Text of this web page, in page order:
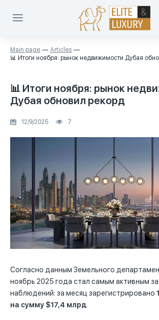
Main page
Articles
📊 Итоги ноября: рынок недвижимости Дубая
📊 Итоги ноября: рынок
Дубая обновил рекорд
12/9/2025 7
Согласно данным Земельного
ноябрь 2025 года стал самым активным
наблюдений: за месяц зарегистрировано
на сумму $17,4 млрд